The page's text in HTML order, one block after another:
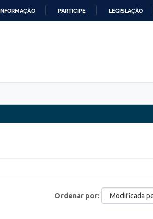
PARTICIPE LEGISLAÇÃO
Ordenar por